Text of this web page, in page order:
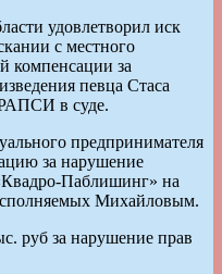
удовлетворил иск
с местного
компенсации за
певца Стаса
в суде.
предпринимателя
за нарушение
Паблишинг» на
Михайловым.